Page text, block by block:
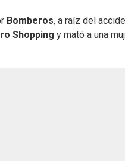
Bomberos, a raíz del
Shopping y mató a una